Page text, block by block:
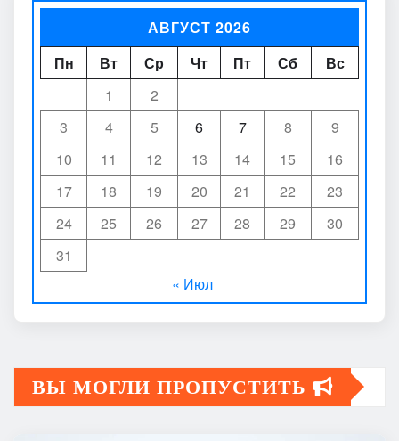
АВГУСТ 2026
Пн
Вт Ср Чт Пт Сб
Вс
1
2
3
4 5 6 7 8
9
10
11 12 13 14 15
16
17
18 19 20 21 22
23
24
25 26 27 28 29
30
31
« Июл
ВЫ МОГЛИ ПРОПУСТИТЬ